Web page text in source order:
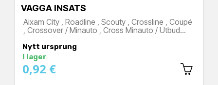
VAGGA INSATS
Aixam City , Roadline , Scouty , Crossline , Coupé
, Crossover / Minauto , Cross Minauto / Utbud…
Nytt ursprung
I lager
0,92 €